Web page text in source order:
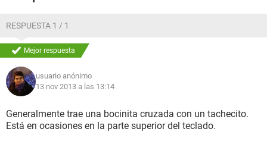
RESPUESTA 1 / 1
Mejor respuesta
usuario anónimo
13 nov 2013 a las 13:14
Generalmente trae una bocinita cruzada con un tachecito.
Está en ocasiones en la parte superior del teclado.